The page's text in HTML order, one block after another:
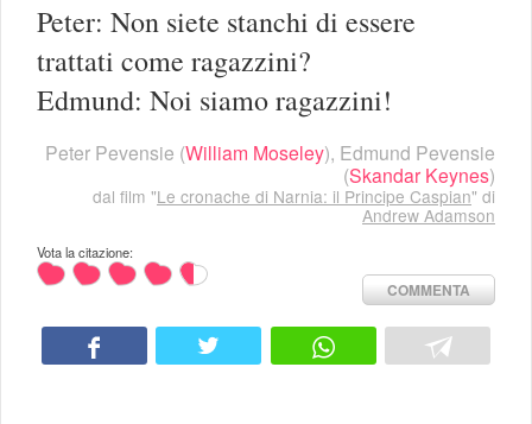
Peter: Non siete stanchi di essere
trattati come ragazzini?
Edmund: Noi siamo ragazzini!
Peter Pevensie (William Moseley), Edmund Pevensie
(Skandar Keynes)
dal film "Le cronache di Narnia: il Principe Caspian" di
Andrew Adamson
Vota la citazione:
COMMENTA